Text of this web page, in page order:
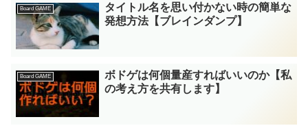
Board GAME
タイトル名を思い付かない時の簡単な
発想方法【ブレインダンプ】
Board GAME
ボドゲは何個量産すればいいのか【私
の考え方を共有します】